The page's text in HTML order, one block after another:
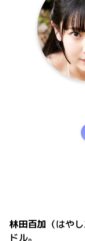
林田百加 （はや
ドル。